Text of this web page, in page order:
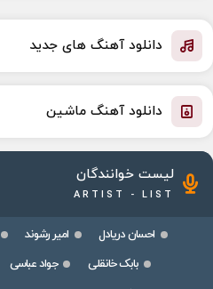
دانلود آهنگ های جدید
دانلود آهنگ ماشین
لیست خوانندگان
ARTIST - LIST
احسان دریادل امیر رشوند
بابک خانقلی
جواد عباسی